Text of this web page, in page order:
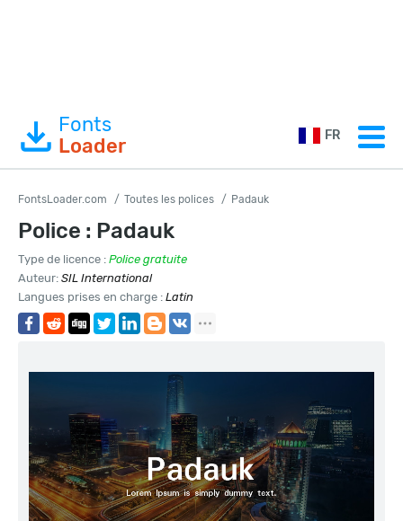
Fonts
Loader
FR
FontsLoader.com Toutes les polices Padauk
Police : Padauk
Type de licence : Police gratuite
Auteur: SIL International
Langues prises en charge : Latin